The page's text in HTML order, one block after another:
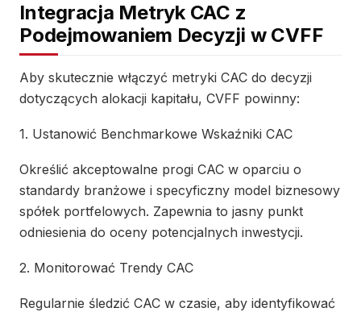
Integracja Metryk CAC z
Podejmowaniem Decyzji w CVFF
Aby skutecznie włączyć metryki CAC do decyzji
dotyczących alokacji kapitału, CVFF powinny:
1. Ustanowić Benchmarkowe Wskaźniki CAC
Określić akceptowalne progi CAC w oparciu o
standardy branżowe i specyficzny model biznesowy
spółek portfelowych. Zapewnia to jasny punkt
odniesienia do oceny potencjalnych inwestycji.
2. Monitorować Trendy CAC
Regularnie śledzić CAC w czasie, aby identyfikować